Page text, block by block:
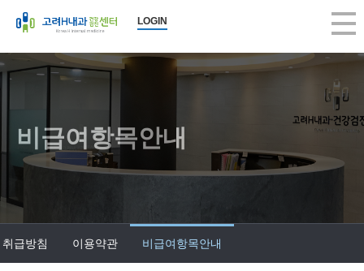
2026-08-07 11:38:01
고려H내과
고려H내과는 생활수준의 향상과 인구의 고령화로 인해 성인병 등 내
고려H내과는 국민건강보험공단 (일반검진, 암검진, 생애전환기)뿐 아
고려H내과는 지역주민의 많은 관심과 사랑으로 지금의 모습으로 성장
앞으로도 한결같은 마음으로 여러분의 건강을 책임지는 편안한 병원이
진료 항목 : 종합검진, 건강검진, 내시경, 초음파, 내과, 수액
건강검진 - 공단검진, 생애전환기검진, 5대암검진, 학생검진, 개인종합
내시경 - 위/대장 내시경, 당일 대장내시경, 당일 용종절제술, 수면 내시경
내과 진료 - 당뇨병, 고혈압, 갑상선, 소화기, 호흡기, 순환기, 골다공증,
LOGIN
비급여항목안내
급방침 이용약관 비급여항목안내